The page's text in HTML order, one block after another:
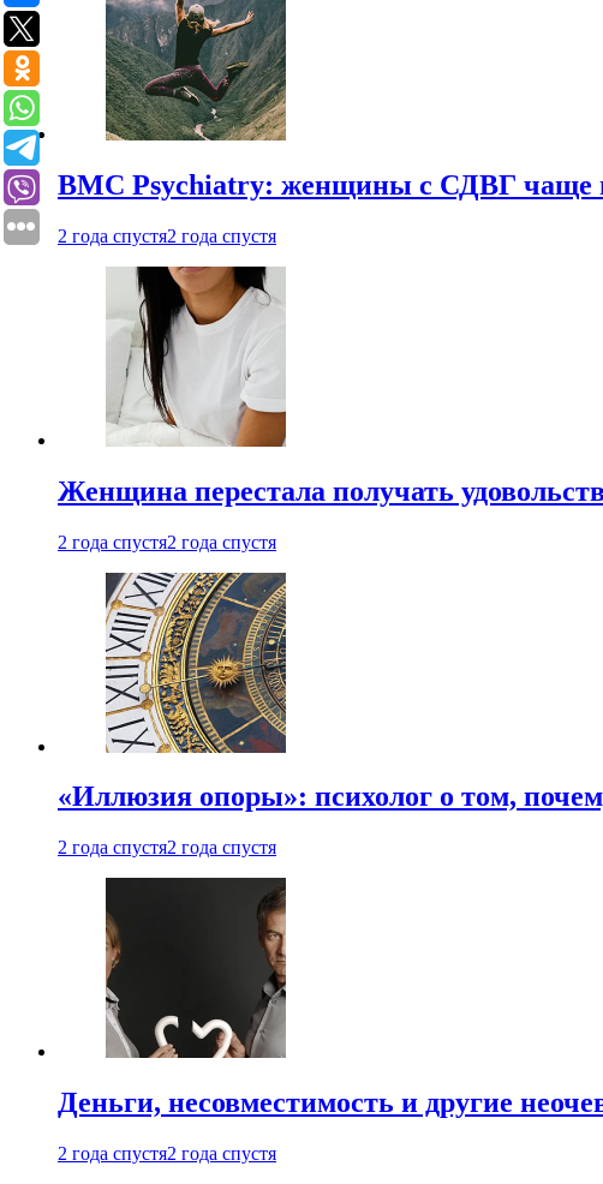
BMC Psychiatry: женщины с СДВГ чаще
2 года спустя2 года спустя
Женщина перестала получать
2 года спустя2 года спустя
«Иллюзия опоры»: психолог о том,
2 года спустя2 года спустя
Деньги, несовместимость и другие
2 года спустя2 года спустя